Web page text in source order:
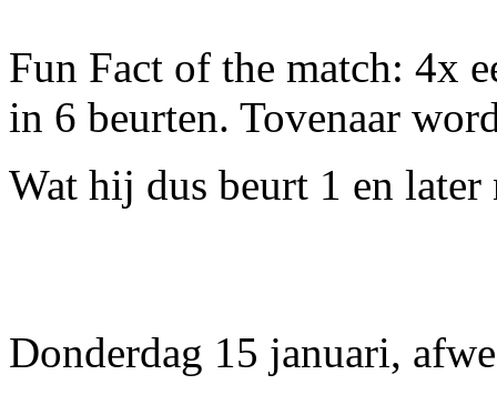
Fun Fact of the match: 4x
in 6 beurten. Tovenaar
Wat hij dus beurt 1 en later
Donderdag 15 januari,